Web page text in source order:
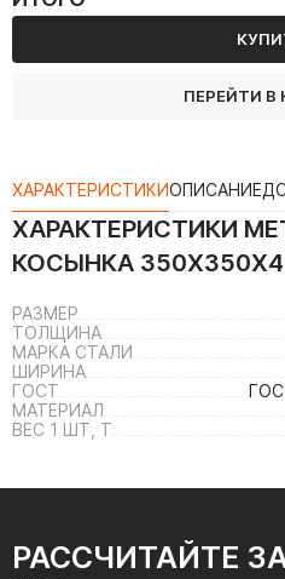
ПЕРЕЙТИ В
ХАРАКТЕРИСТИКИОПИСАНИЕ
ХАРАКТЕРИСТИКИ
КОСЫНКА
РАЗМЕР
ТОЛЩИНА
МАРКА СТАЛИ
ШИРИНА
ГОСТ
МАТЕРИАЛ
ВЕС 1 ШТ, Т
РАССЧИТАЙТЕ